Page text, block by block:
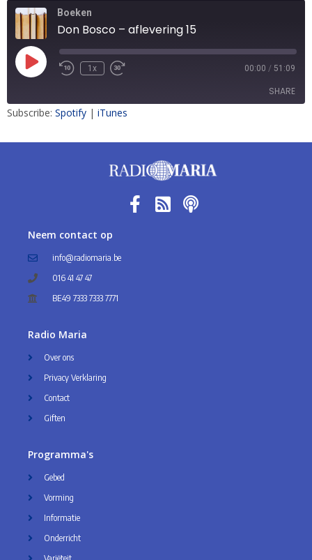
Boeken
Don Bosco – aflevering 15
1x 00:00 / 51:09
SHARE
Subscribe: Spotify | iTunes
Neem contact op
info@radiomaria.be
016 41 47 47
BE49 7333 7333 7771
Radio Maria
Over ons
Privacy Verklaring
Contact
Giften
Programma's
Gebed
Vorming
Informatie
Onderricht